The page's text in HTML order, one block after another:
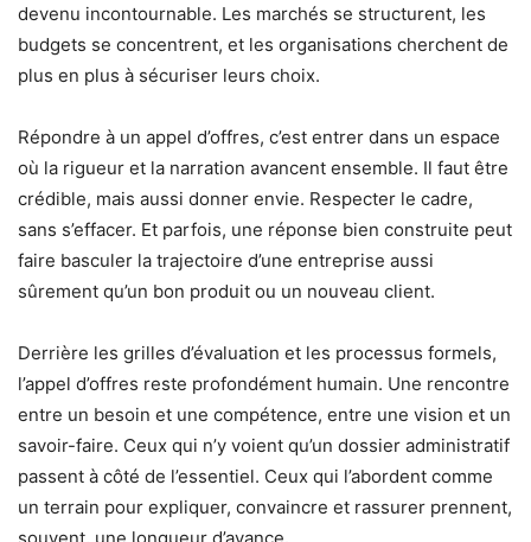
devenu incontournable. Les marchés se structurent, les
budgets se concentrent, et les organisations cherchent de
plus en plus à sécuriser leurs choix.
Répondre à un appel d’offres, c’est entrer dans un espace
où la rigueur et la narration avancent ensemble. Il faut être
crédible, mais aussi donner envie. Respecter le cadre,
sans s’effacer. Et parfois, une réponse bien construite peut
faire basculer la trajectoire d’une entreprise aussi
sûrement qu’un bon produit ou un nouveau client.
Derrière les grilles d’évaluation et les processus formels,
l’appel d’offres reste profondément humain. Une rencontre
entre un besoin et une compétence, entre une vision et un
savoir-faire. Ceux qui n’y voient qu’un dossier administratif
passent à côté de l’essentiel. Ceux qui l’abordent comme
un terrain pour expliquer, convaincre et rassurer prennent,